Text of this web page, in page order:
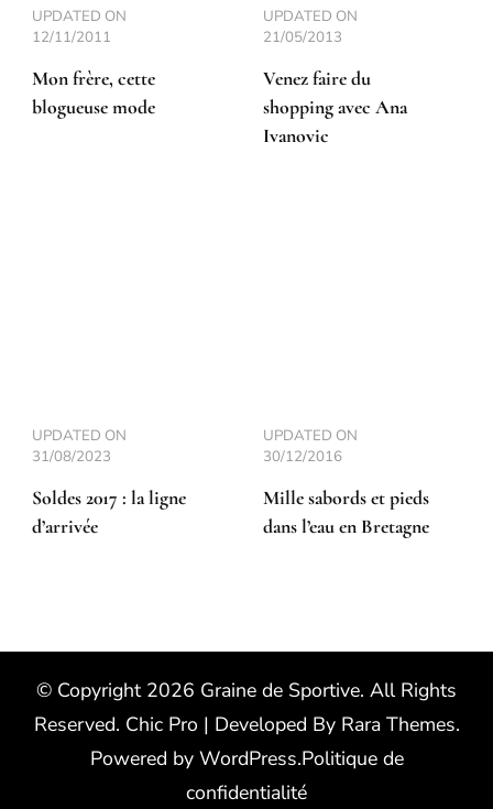
UPDATED ON
12/11/2011
Mon frère, cette
blogueuse mode
UPDATED ON
21/05/2013
Venez faire du
shopping avec Ana
Ivanovic
UPDATED ON
31/08/2023
Soldes 2017 : la ligne
d’arrivée
UPDATED ON
30/12/2016
Mille sabords et pieds
dans l’eau en Bretagne
© Copyright 2026 Graine de Sportive. All Rights
Reserved. Chic Pro | Developed By Rara Themes.
Powered by WordPress.Politique de
confidentialité